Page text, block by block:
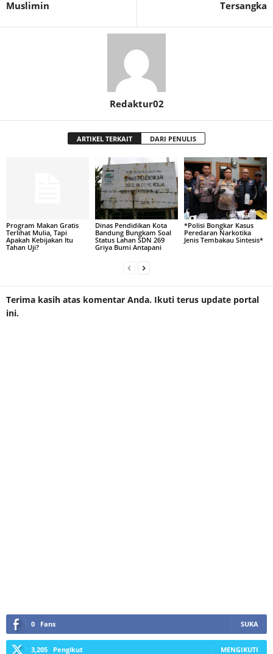
Muslimin Tersangka
Redaktur02
ARTIKEL TERKAIT DARI PENULIS
Program Makan Gratis
Terlihat Mulia, Tapi
Apakah Kebijakan Itu
Tahan Uji?
Dinas Pendidikan Kota
Bandung Bungkam Soal
Status Lahan SDN 269
Griya Bumi Antapani
*Polisi Bongkar Kasus
Peredaran Narkotika
Jenis Tembakau Sintesis*
Terima kasih atas komentar Anda. Ikuti terus update portal
ini.
0 Fans SUKA
3,205 Pengikut MENGIKUTI